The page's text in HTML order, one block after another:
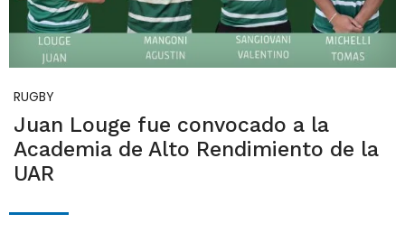
RUGBY
Juan Louge fue convocado a la
Academia de Alto Rendimiento de la
UAR